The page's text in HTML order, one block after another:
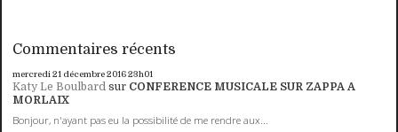
Commentaires récents
mercredi 21 décembre 201623h01
Katy Le Boulbard sur CONFERENCE MUSICALE SUR ZAPPA A
MORLAIX
Bonjour, n'ayant pas eu la possibilité de me rendre aux...